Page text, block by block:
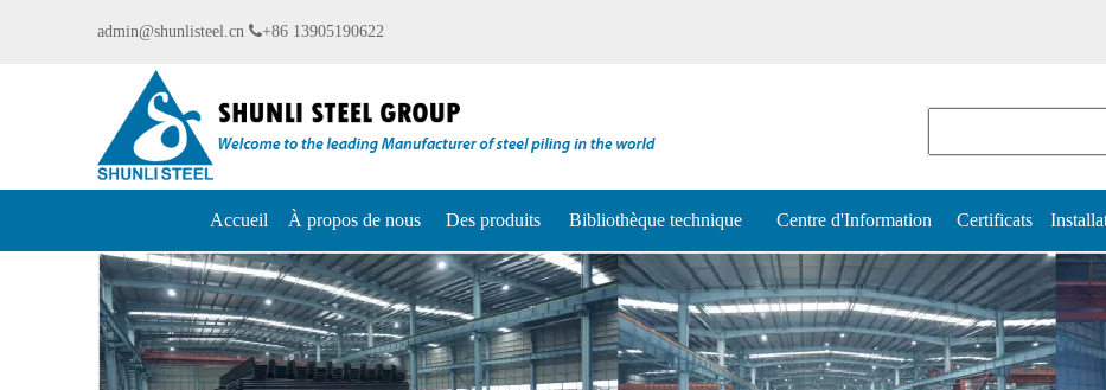
admin@shunlisteel.cn +86 13905190622
Accueil À propos de nous Des produits Bibliothèque technique Centre d'Information Certificats